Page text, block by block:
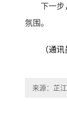
下一步
氛围。
（通
来源：芷